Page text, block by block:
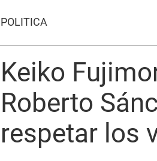
POLÍTICA
Keiko
Roberto
respetar los